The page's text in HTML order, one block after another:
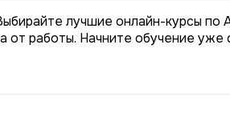
лучшие онлайн-курсы
работы. Начните обучение